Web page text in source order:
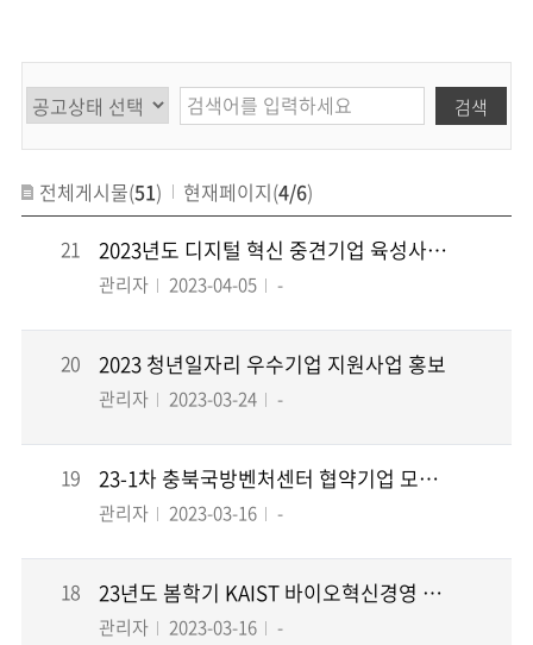
검색
전체게시물(51) 현재페이지(4/6)
21
2023년도 디지털 혁신 중견기업 육성사업(수요발굴 등) 신규지원 공고
관리자 2023-04-05 -
20 2023 청년일자리 우수기업 지원사업 홍보
관리자 2023-03-24 -
19 23-1차 충북국방벤처센터 협약기업 모집 공고
관리자 2023-03-16 -
18 23년도 봄학기 KAIST 바이오혁신경영 전문대학원 포럼 홍보
관리자 2023-03-16 -